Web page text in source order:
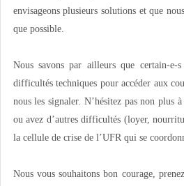
envisageons plusieurs solutions et que
que possible.
Nous savons par ailleurs que certain-e-
difficultés techniques pour accéder aux
nous les signaler. N’hésitez pas non plus
ou avez d’autres difficultés (loyer,
la cellule de crise de l’UFR qui se
Nous vous souhaitons bon courage,